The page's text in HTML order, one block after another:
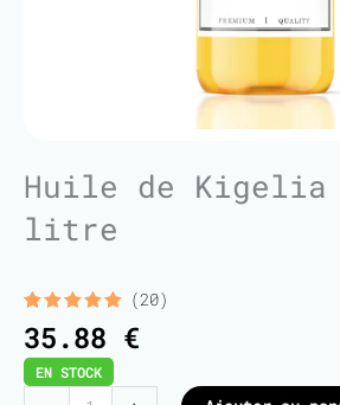
Huile de
litre
Noté
5.00
sur 5
basé sur
20
notations
client
(20)
35.88 €
EN STOCK
quantité